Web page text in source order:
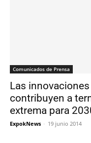
Comunicados de Prensa
Las
contribuyen a
extrema para
ExpokNews - 19 junio 2014